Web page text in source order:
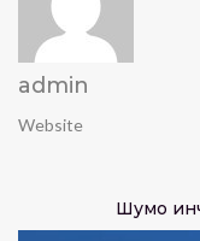
admin
Website
Шумо